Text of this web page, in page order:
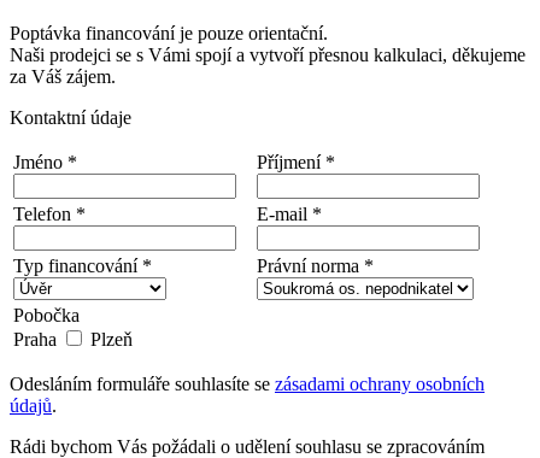
Poptávka financování je pouze orientační.
Naši prodejci se s Vámi spojí a vytvoří přesnou kalkulaci, děkujeme
za Váš zájem.
Kontaktní údaje
Jméno * Příjmení *
Telefon * E-mail *
Typ financování * Právní norma *
Pobočka
Praha
Plzeň
Odesláním formuláře souhlasíte se zásadami ochrany osobních
údajů.
Rádi bychom Vás požádali o udělení souhlasu se zpracováním